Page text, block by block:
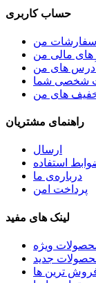
حساب کاربری
سفارشات من
مالی من
آدرس های من
شخصی شما
های من
راهنمای مشتریان
ارسال
استفاده
درباره‌ی ما
پرداخت امن
لینک های مفید
ویژه
جدید
ترین‌ ها